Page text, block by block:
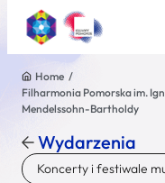
Znajdź atrakcję
Znajdź
Nazwa atrakcji
Home /
Filharmonia Pomorska im.
Mendelssohn-Bartholdy
Wydarzenia
Koncerty i festiwale